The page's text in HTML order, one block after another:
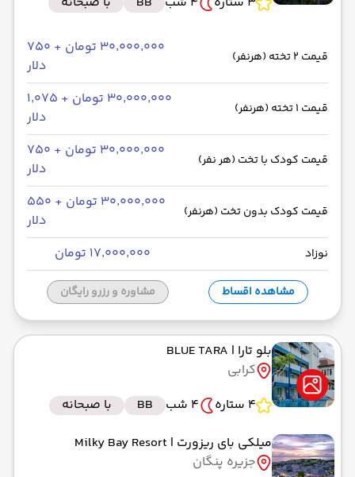
قیمت 2 تخته (هرنفر)
۳۰٬۰۰۰٬۰۰۰ تومان + ۷۵۰
دلار
قیمت 1 تخته (هرنفر)
۳۰٬۰۰۰٬۰۰۰ تومان + ۱٬۰۷۵
دلار
قیمت کودک با تخت (هر نفر)
۳۰٬۰۰۰٬۰۰۰ تومان + ۷۵۰
دلار
قیمت کودک بدون تخت (هرنفر)
۳۰٬۰۰۰٬۰۰۰ تومان + ۵۵۰
دلار
نوزاد ۱۷٬۰۰۰٬۰۰۰ تومان
مشاهده اقساط مشاوره و رزرو رایگان
بلو تارا | BLUE TARA
کرابی
4 ستاره
4 شب BB
با صبحانه
میلکی بای ریزورت | Milky Bay Resort
جزیره پنگان